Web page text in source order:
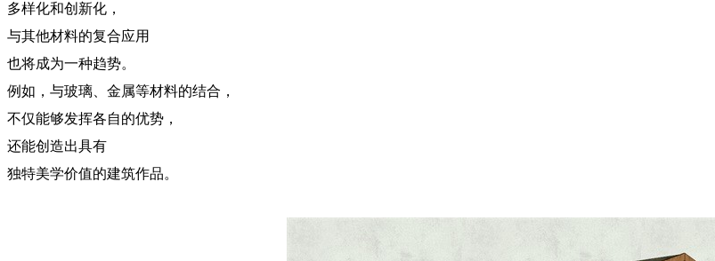
多样化和创新化，
与其他材料的复合应用
也将成为一种趋势。
例如，与玻璃、金属等材料的结合，
不仅能够发挥各自的优势，
还能创造出具有
独特美学价值的建筑作品。